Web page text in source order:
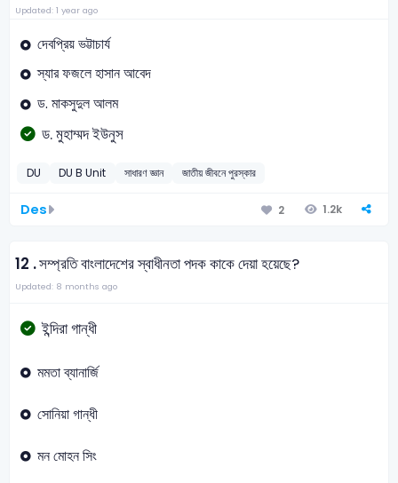
Updated: 1 year ago
দেবপ্রিয় ভট্টাচার্য
স্যার ফজলে হাসান আবেদ
ড. মাকসুদুল আলম
ড. মুহাম্মদ ইউনুস
DU DU B Unit সাধারণ জ্ঞান জাতীয় জীবনে পুরস্কার
Des 2 1.2k
12 .সম্প্রতি বাংলাদেশের স্বাধীনতা পদক কাকে দেয়া হয়েছে?
Updated: 8 months ago
ইন্দিরা গান্ধী
মমতা ব্যানার্জি
সোনিয়া গান্ধী
মন মোহন সিং